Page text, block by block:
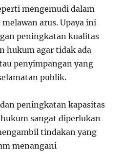
mengemudi dalam
arus. Upaya ini
peningkatan kualitas
hukum agar tidak ada
penyimpangan yang
publik.
peningkatan kapasitas
sangat diperlukan
tindakan yang
menangani